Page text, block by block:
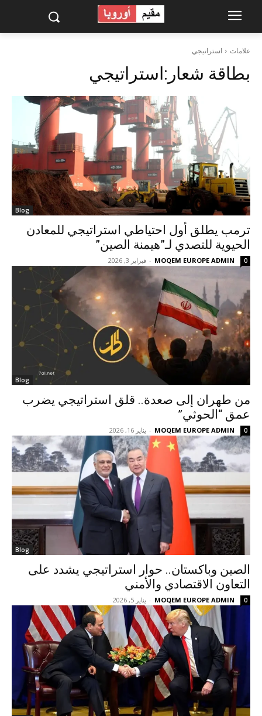
علامات استراتيجي
بطاقة شعار:استراتيجي
Blog
ترمب يطلق أول احتياطي استراتيجي للمعادن
الحيوية للتصدي لـ”هيمنة الصين”
MOQEM EUROPE ADMIN
- فبراير 3, 2026 0
Blog
من طهران إلى صعدة.. قلق استراتيجي يضرب
عمق “الحوثي”
MOQEM EUROPE ADMIN
- يناير 16, 2026 0
Blog
الصين وباكستان.. حوار استراتيجي يشدد على
التعاون الاقتصادي والأمني
MOQEM EUROPE ADMIN
- يناير 5, 2026 0